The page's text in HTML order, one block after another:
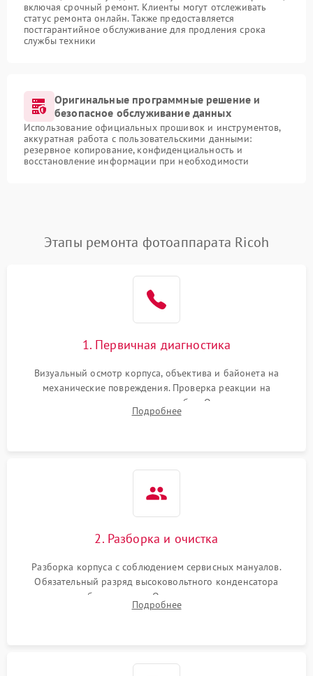
включая срочный ремонт. Клиенты могут отслеживать
статус ремонта онлайн. Также предоставляется
постгарантийное обслуживание для продления срока
службы техники
Оригинальные программные решение и
безопасное обслуживание данных
Использование официальных прошивок и инструментов,
аккуратная работа с пользовательскими данными:
резервное копирование, конфиденциальность и
восстановление информации при необходимости
Этапы ремонта фотоаппарата Ricoh
1. Первичная диагностика
Визуальный осмотр корпуса, объектива и байонета на
механические повреждения. Проверка реакции на
включение, считывание кодов ошибок. Оценка состояния
матрицы и затвора, проверка работы автофокуса и вспышки.
Подробнее
2. Разборка и очистка
Разборка корпуса с соблюдением сервисных мануалов.
Обязательный разряд высоковольтного конденсатора
вспышки для безопасности. Очистка внутренних узлов от
пыли, песка и следов влаги с помощью спецсредств.
Подробнее